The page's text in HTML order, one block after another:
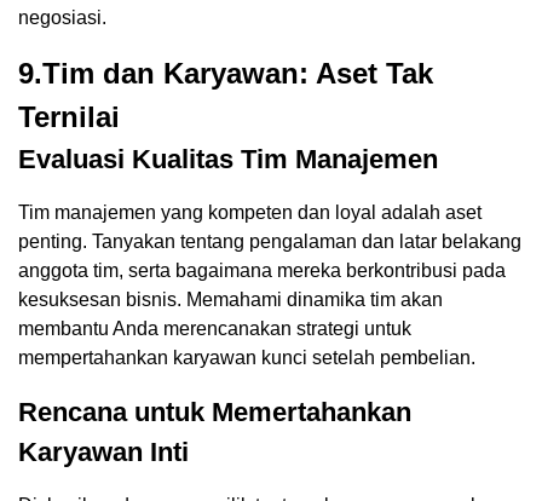
negosiasi.
9.Tim dan Karyawan: Aset Tak
Ternilai
Evaluasi Kualitas Tim Manajemen
Tim manajemen yang kompeten dan loyal adalah aset
penting. Tanyakan tentang pengalaman dan latar belakang
anggota tim, serta bagaimana mereka berkontribusi pada
kesuksesan bisnis. Memahami dinamika tim akan
membantu Anda merencanakan strategi untuk
mempertahankan karyawan kunci setelah pembelian.
Rencana untuk Memertahankan
Karyawan Inti